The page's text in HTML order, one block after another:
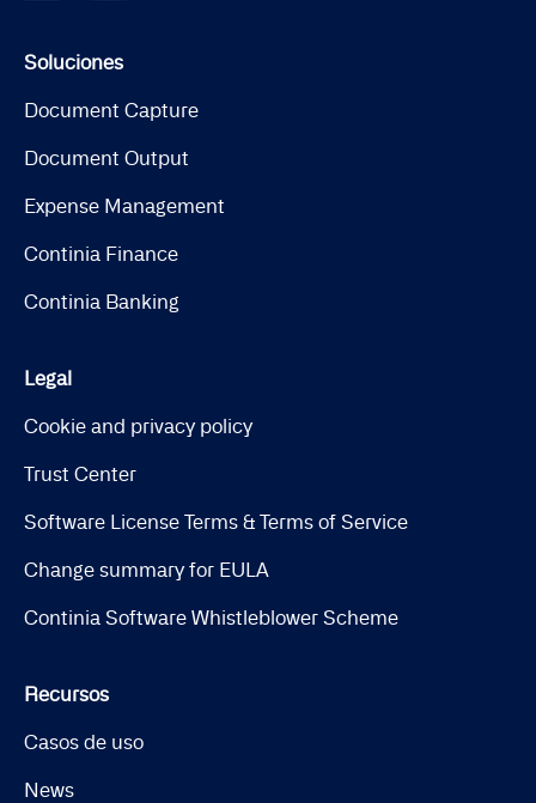
Soluciones
Document Capture
Document Output
Expense Management
Continia Finance
Continia Banking
Legal
Cookie and privacy policy
Trust Center
Software License Terms & Terms of Service
Change summary for EULA
Continia Software Whistleblower Scheme
Recursos
Casos de uso
News